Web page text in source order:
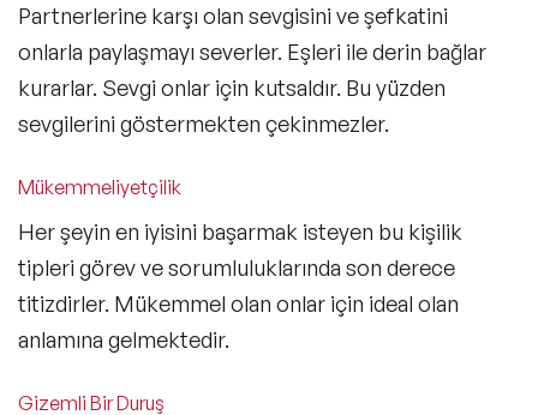
Partnerlerine karşı olan sevgisini ve şefkatini
onlarla paylaşmayı severler. Eşleri ile derin bağlar
kurarlar. Sevgi onlar için kutsaldır. Bu yüzden
sevgilerini göstermekten çekinmezler.
Mükemmeliyetçilik
Her şeyin en iyisini başarmak isteyen bu kişilik
tipleri görev ve sorumluluklarında son derece
titizdirler. Mükemmel olan onlar için ideal olan
anlamına gelmektedir.
Gizemli Bir Duruş